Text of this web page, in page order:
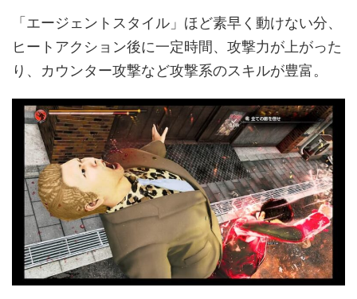
「エージェントスタイル」ほど素早く動けない分、
ヒートアクション後に一定時間、攻撃力が上がった
り、カウンター攻撃など攻撃系のスキルが豊富。